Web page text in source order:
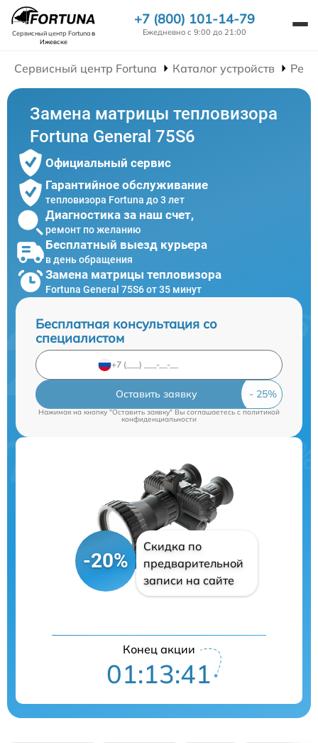
Сервисный центр Fortunaв
Ижевске
+7 (800) 101-14-79
Ежедневно с 9:00 до 21:00
Сервисный центр Fortuna Каталог устройств
Замена матрицы тепловизора
Fortuna General 75S6
Официальный сервис
Гарантийное обслуживание
тепловизора Fortuna до 3 лет
Диагностика за наш счет,
ремонт по желанию
Бесплатный выезд курьера
в день обращения
Замена матрицы тепловизора
Fortuna General 75S6 от 35 минут
Бесплатная консультация со
специалистом
Оставить заявку
Нажимая на кнопку "Оставить заявку" Вы соглашаетесь cполитикой
конфиденциальности
-20%
Скидка по
предварительной
записи на сайте
Конец акции
01:13:41